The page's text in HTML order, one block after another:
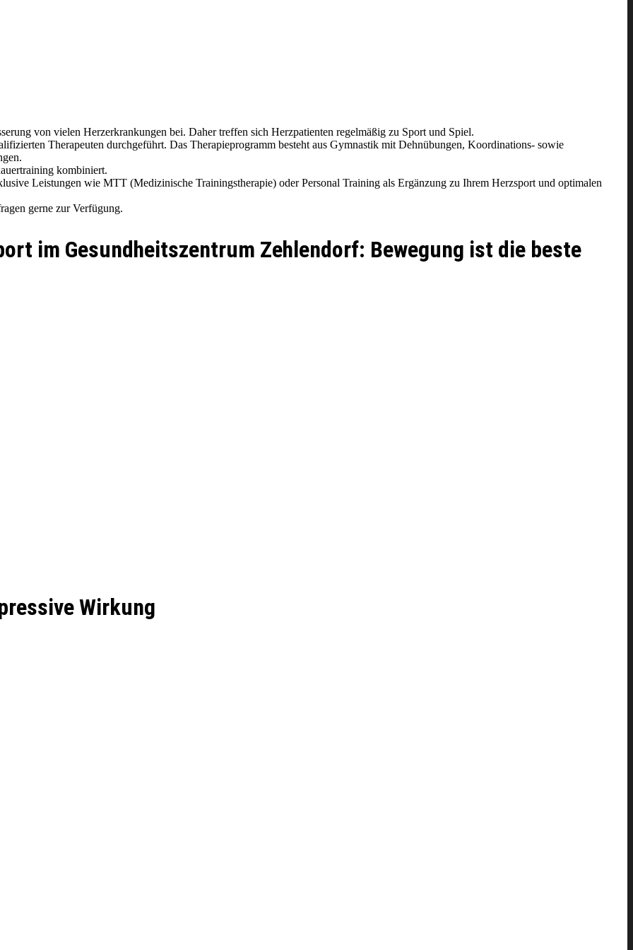
von vielen Herzerkrankungen bei. Daher treffen sich Herzpatienten regelmäßig zu Sport und Spiel.
Therapeuten durchgeführt. Das Therapieprogramm besteht aus Gymnastik mit Dehnübungen, Koordinations- sowie
kombiniert.
Leistungen wie MTT (Medizinische Trainingstherapie) oder Personal Training als Ergänzung zu Ihrem Herzsport und optimalen
gerne zur Verfügung.
im Gesundheitszentrum Zehlendorf: Bewegung ist die beste
Wirkung